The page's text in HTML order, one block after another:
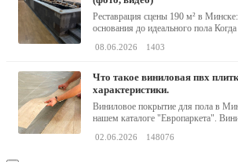
Реставрация сцены 190 м² в
основания до идеального пола Когда
08.06.2026 1403
что такое виниловая пвх плитка? описание,
характеристики.
Виниловое покрытие для пола в
нашем каталоге "Европаркета".
02.06.2026 148076